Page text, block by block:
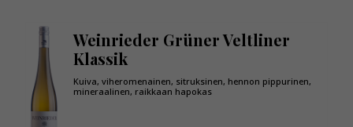
Weinrieder Grüner Veltliner
Klassik
Kuiva, viheromenainen, sitruksinen, hennon pippurinen,
mineraalinen, raikkaan hapokas